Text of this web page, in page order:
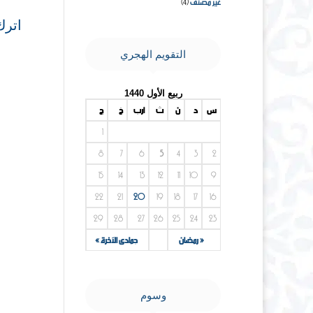
التقويم الهجري
ربيع الأول 1440
س د ن ث أرب خ ج
« رمضان جمادى الآخرة »
1
2
3
4
5
6
7
8
9
10
11
12
13
14
15
16
17
18
19
20
21
22
23
24
25
26
27
28
29
وسوم